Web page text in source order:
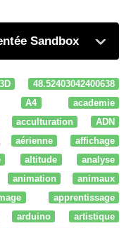
Sandbox
3D
48.52403042400638
A4
academie
acculturation
ADN
aérienne
affichage
altitude
analyse
animation
animaux
apprentissage
arduino
artistique